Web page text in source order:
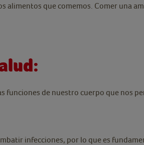
que comemos. Comer una
funciones de nuestro cuerpo que nos
infecciones, por lo que es